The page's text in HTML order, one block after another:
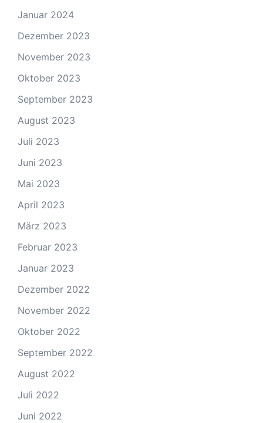
Januar 2024
Dezember 2023
November 2023
Oktober 2023
September 2023
August 2023
Juli 2023
Juni 2023
Mai 2023
April 2023
März 2023
Februar 2023
Januar 2023
Dezember 2022
November 2022
Oktober 2022
September 2022
August 2022
Juli 2022
Juni 2022